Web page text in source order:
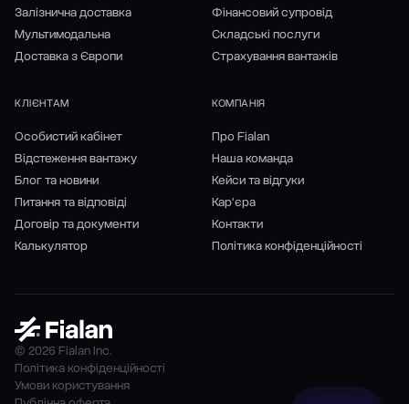
Залізнична доставка
Мультимодальна
Доставка з Європи
Фінансовий супровід
Складські послуги
Страхування вантажів
КЛІЄНТАМ
Особистий кабінет
Відстеження вантажу
Блог та новини
Питання та відповіді
Договір та документи
Калькулятор
КОМПАНІЯ
Про Fialan
Наша команда
Кейси та відгуки
Кар'єра
Контакти
Політика конфіденційності
© 2026 Fialan Inc.
Політика конфіденційності
Умови користування